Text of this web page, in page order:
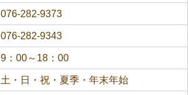
076-282-9373
076-282-9343
9：00～18：00
土・日・祝・夏季・年末年始